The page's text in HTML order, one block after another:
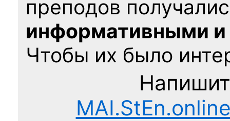
преподов
информативными
Чтобы их было